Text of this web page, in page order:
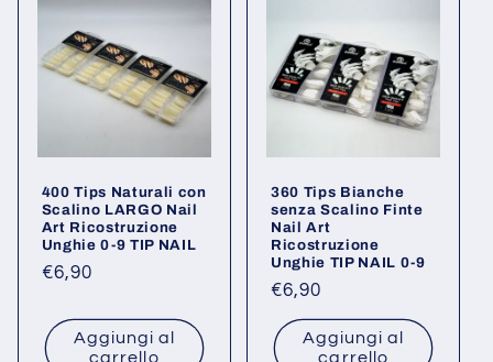
400 Tips Naturali con
Scalino LARGO Nail
Art Ricostruzione
Unghie 0-9 TIP NAIL
Prezzo
listino
€6,90
Aggiungi al
carrello
360 Tips Bianche
senza Scalino Finte
Nail Art
Ricostruzione
Unghie TIP NAIL 0-9
Prezzo
listino
€6,90
Aggiungi al
carrello